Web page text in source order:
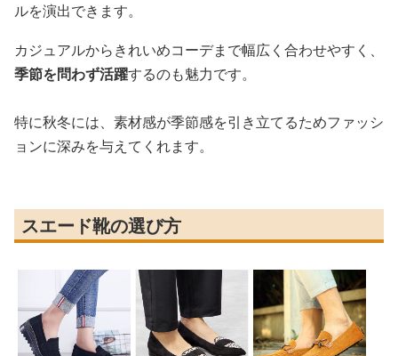
ルを演出できます。
カジュアルからきれいめコーデまで幅広く合わせやすく、
季節を問わず活躍するのも魅力です。
特に秋冬には、素材感が季節感を引き立てるためファッシ
ョンに深みを与えてくれます。
スエード靴の選び方